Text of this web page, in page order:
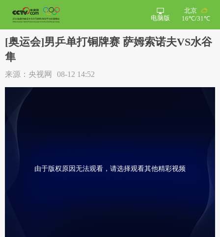
北京
16℃/31℃
电脑版
[奥运会]男乒单打铜牌赛 萨姆索诺夫VS水谷
隼
来源：央视网 08-12 14:52
由于版权原因无法观看，请选择观看其他精彩视频